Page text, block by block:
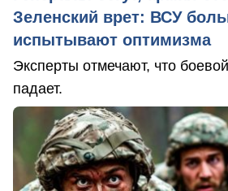
Зеленский врет: ВСУ
испытывают оптимизма
Эксперты отмечают, что
падает.